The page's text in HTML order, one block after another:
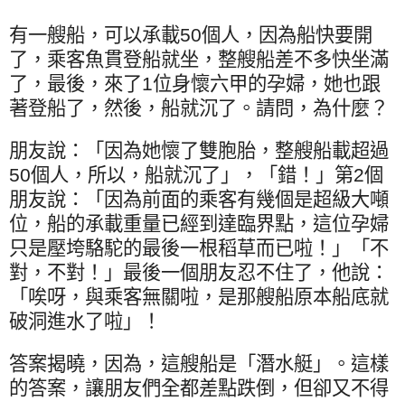
有一艘船，可以承載50個人，因為船快要開
了，乘客魚貫登船就坐，整艘船差不多快坐滿
了，最後，來了1位身懷六甲的孕婦，她也跟
著登船了，然後，船就沉了。請問，為什麼？
朋友說：「因為她懷了雙胞胎，整艘船載超過
50個人，所以，船就沉了」，「錯！」第2個
朋友說：「因為前面的乘客有幾個是超級大噸
位，船的承載重量已經到達臨界點，這位孕婦
只是壓垮駱駝的最後一根稻草而已啦！」「不
對，不對！」最後一個朋友忍不住了，他說：
「唉呀，與乘客無關啦，是那艘船原本船底就
破洞進水了啦」！
答案揭曉，因為，這艘船是「潛水艇」。這樣
的答案，讓朋友們全都差點跌倒，但卻又不得